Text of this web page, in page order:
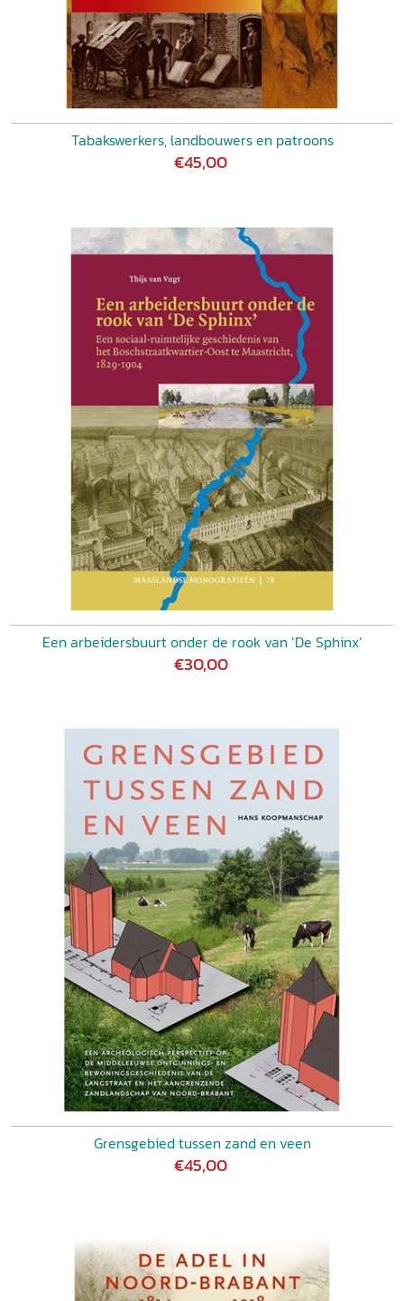
Tabakswerkers, landbouwers en patroons
€45,00
Een arbeidersbuurt onder de rook van ‘De Sphinx’
€30,00
Grensgebied tussen zand en veen
€45,00